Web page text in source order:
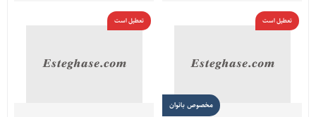
تعطیل است
مخصوص بانوان
تعطیل است